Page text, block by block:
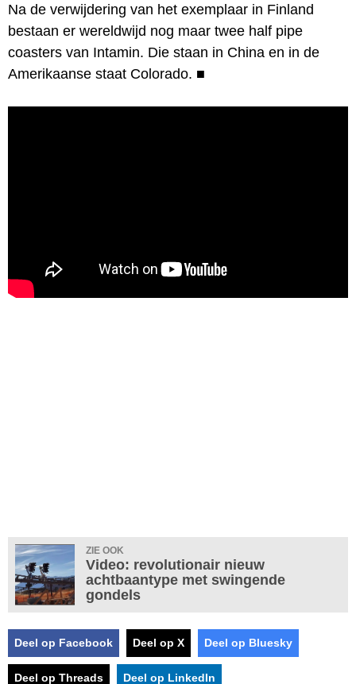
Na de verwijdering van het exemplaar in Finland
bestaan er wereldwijd nog maar twee half pipe
coasters van Intamin. Die staan in China en in de
Amerikaanse staat Colorado. ■
ZIE OOK
Video: revolutionair nieuw
achtbaantype met swingende
gondels
Deel op Facebook Deel op X Deel op Bluesky
Deel op Threads Deel op LinkedIn